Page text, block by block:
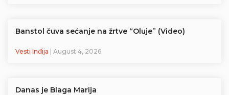
Banstol čuva sećanje na žrtve “Oluje” (Video)
Vesti Inđija | August 4, 2026
Danas je Blaga Marija